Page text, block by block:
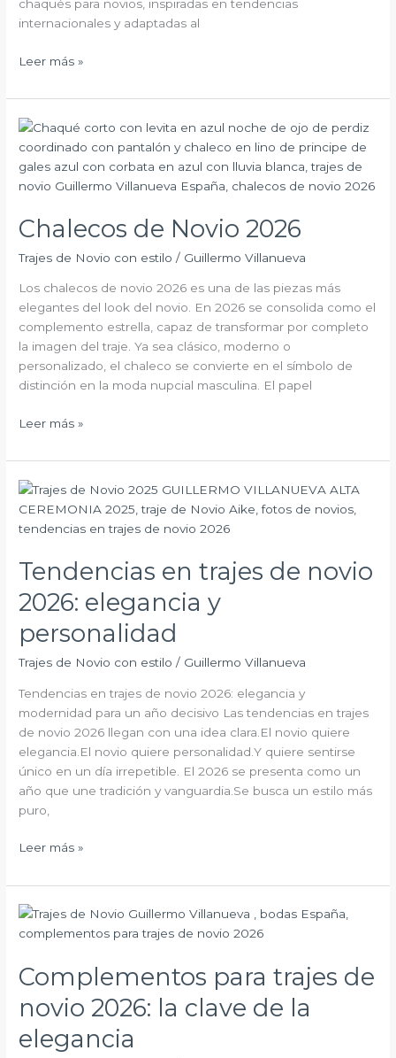
chaqués para novios, inspiradas en tendencias
internacionales y adaptadas al
Leer más »
Chalecos de Novio 2026
Trajes de Novio con estilo / Guillermo Villanueva
Los chalecos de novio 2026 es una de las piezas más
elegantes del look del novio. En 2026 se consolida como el
complemento estrella, capaz de transformar por completo
la imagen del traje. Ya sea clásico, moderno o
personalizado, el chaleco se convierte en el símbolo de
distinción en la moda nupcial masculina. El papel
Chalecos
de
Novio
2026
Leer más »
Tendencias en trajes de novio
2026: elegancia y
personalidad
Trajes de Novio con estilo / Guillermo Villanueva
Tendencias en trajes de novio 2026: elegancia y
modernidad para un año decisivo Las tendencias en trajes
de novio 2026 llegan con una idea clara.El novio quiere
elegancia.El novio quiere personalidad.Y quiere sentirse
único en un día irrepetible. El 2026 se presenta como un
año que une tradición y vanguardia.Se busca un estilo más
puro,
Tendencias
en
trajes
novio
elegancia
personalidad
Leer más »
Complementos para trajes de
novio 2026: la clave de la
elegancia
Complementos
para
de
2026:
clave